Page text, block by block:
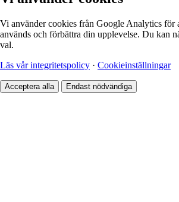
Vi använder cookies från Google Analytics för
används och förbättra din upplevelse. Du kan
val.
Läs vår integritetspolicy · Cookieinställningar
Acceptera alla Endast nödvändiga